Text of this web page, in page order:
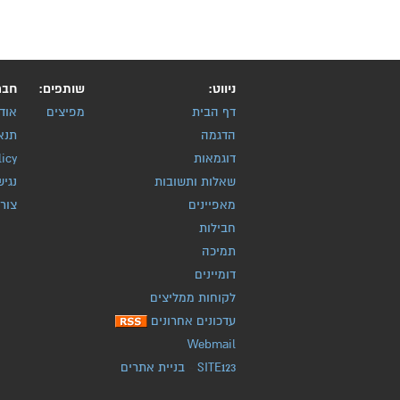
ניווט:
דף הבית
הדגמה
דוגמאות
שאלות ותשובות
מאפיינים
חבילות
תמיכה
דומיינים
לקוחות ממליצים
עדכונים אחרונים
Webmail
SITE123
בניית אתרים
שותפים:
מפיצים